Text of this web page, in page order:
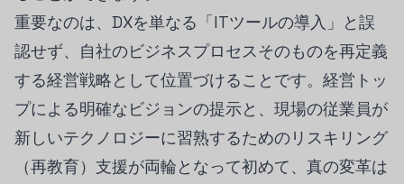
重要なのは、DXを単なる「ITツールの導入」と誤
認せず、自社のビジネスプロセスそのものを再定義
する経営戦略として位置づけることです。経営トッ
プによる明確なビジョンの提示と、現場の従業員が
新しいテクノロジーに習熟するためのリスキリング
（再教育）支援が両輪となって初めて、真の変革は